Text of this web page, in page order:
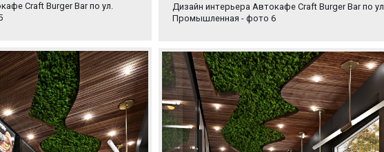
Craft Burger Bar по ул.
Дизайн интерьера Автокафе Craft Burger Bar по ул.
Промышленная - фото 6